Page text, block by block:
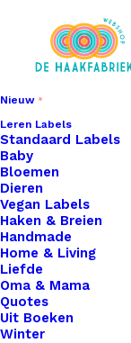
Nieuw
Leren Labels
Standaard Labels
Baby
Bloemen
Dieren
Vegan Labels
Haken & Breien
Handmade
Home & Living
Liefde
Oma & Mama
Quotes
Uit Boeken
Winter